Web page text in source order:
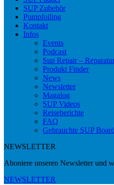
SUP Zubehör
Pumpfoiling
Kontakt
Infos
Events
Podcast
Sup Repair –
Produkt Finder
News
Newsletter
Magalog
SUP Videos
Reiseberichte
FAQ
Gebrauchte SUP
NEWSLETTER
Aboniere unseren Newsletter und
NEWSLETTER